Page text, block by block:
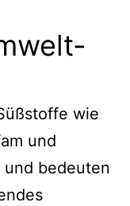
wie
und
und bedeuten